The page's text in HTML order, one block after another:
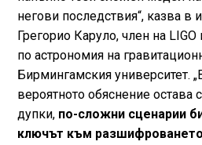
негови последствия“, казва в
Грегорио Каруло, член на
по астрономия на
Бирмингамския университет.
вероятното обяснение остава
дупки,по-сложни сценарии
ключът към разшифроването